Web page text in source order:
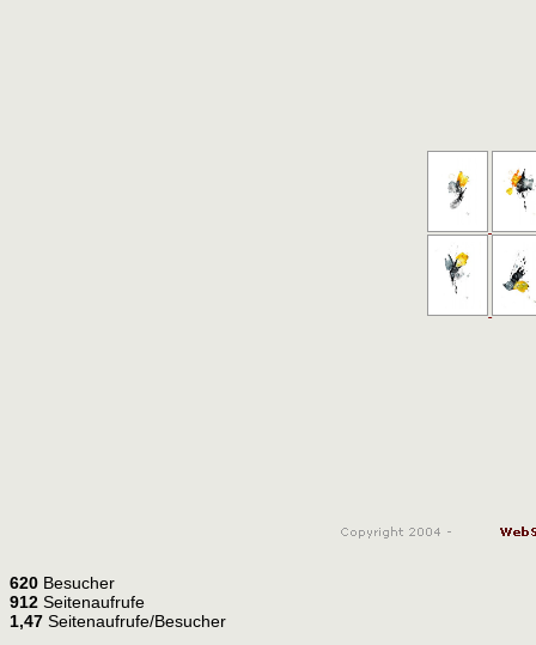
620 Besucher
912 Seitenaufrufe
1,47 Seitenaufrufe/Besucher